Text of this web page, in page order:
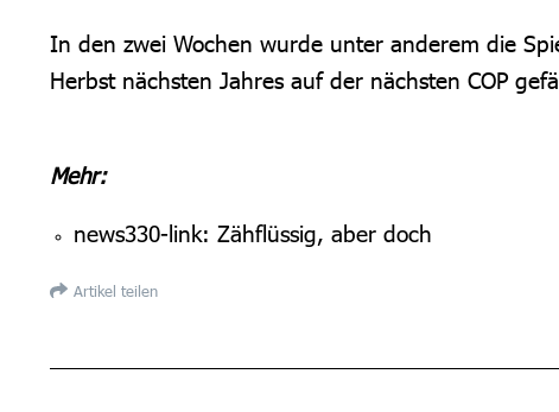
In den zwei Wochen wurde unter anderem die
Herbst nächsten Jahres auf der nächsten COP
Mehr:
news330-link: Zähflüssig, aber doch
Artikel teilen